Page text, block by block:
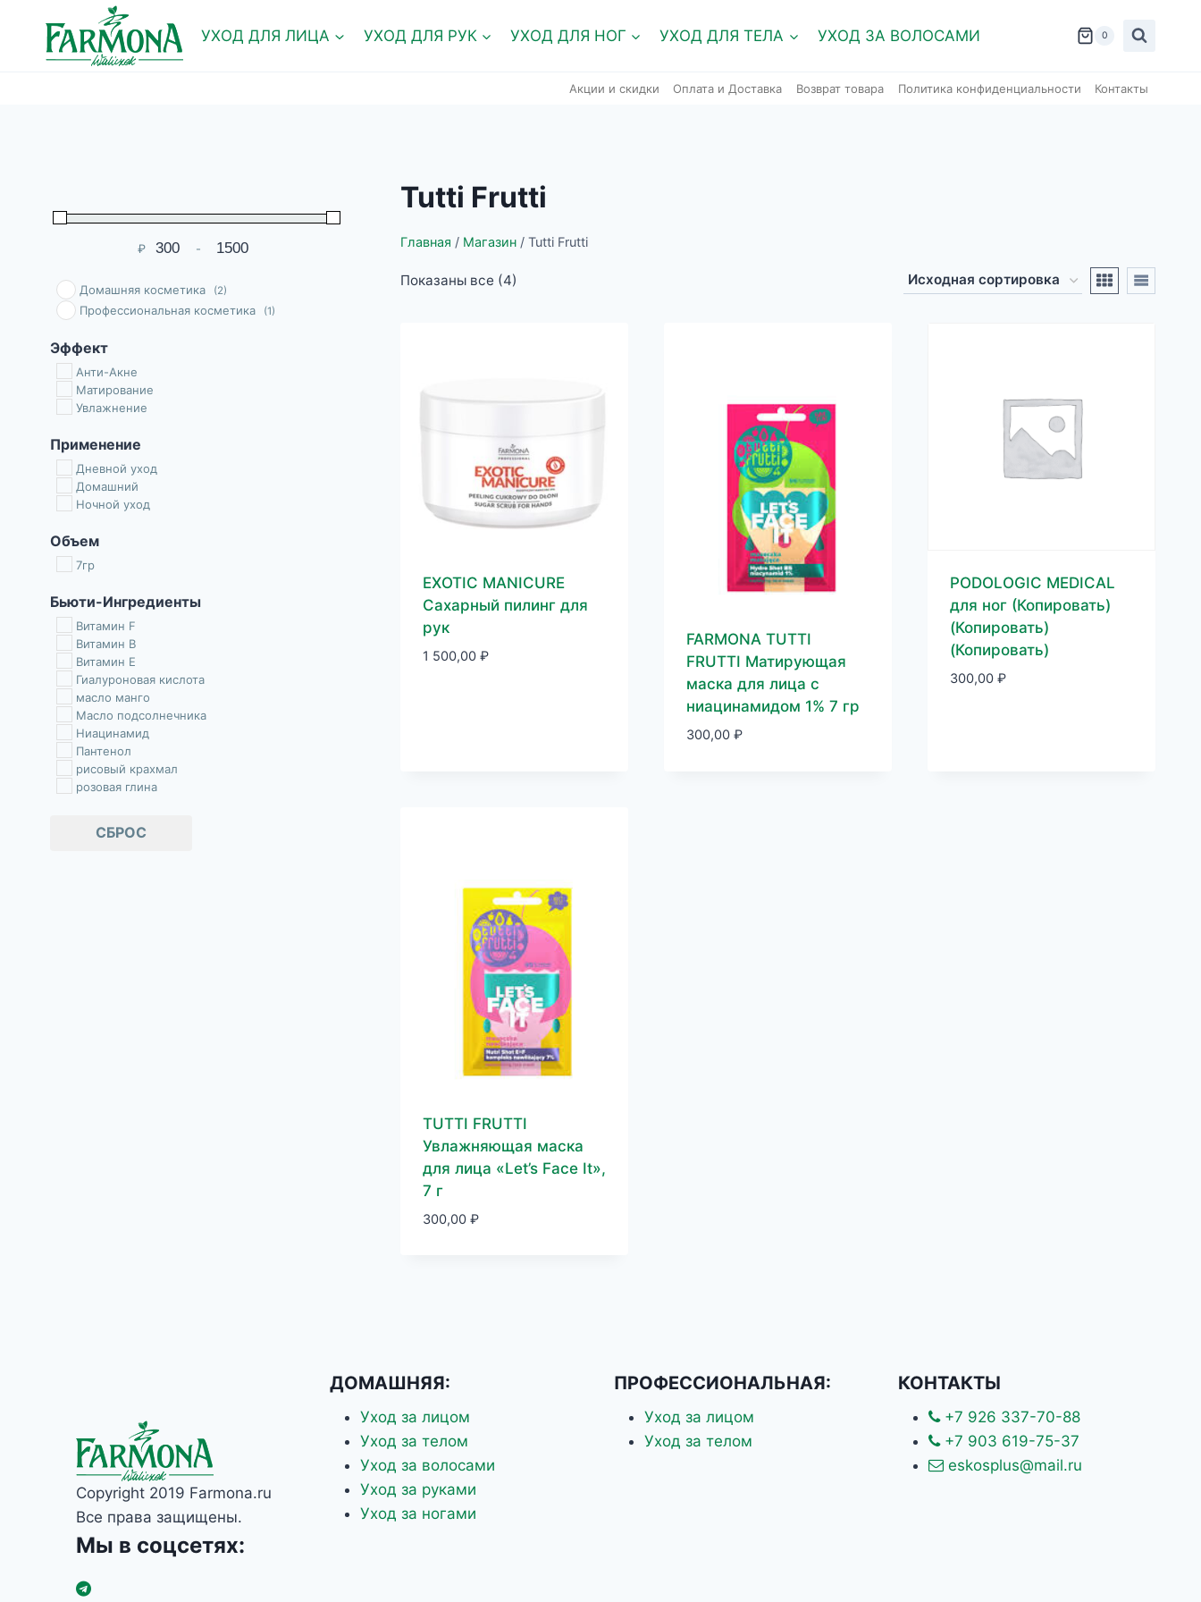
содержимому
УХОД ДЛЯ ЛИЦА УХОД ДЛЯ РУК УХОД ДЛЯ НОГ УХОД ДЛЯ ТЕЛА УХОД ЗА ВОЛОСАМИ 0
Акции и скидки Оплата и Доставка Возврат товара Политика конфиденциальности Контакты
Tutti Frutti
Главная / Магазин / Tutti Frutti
Показаны все (4)
EXOTIC MANICURE
Сахарный пилинг для
рук
1 500,00 ₽
FARMONA TUTTI
FRUTTI Матирующая
маска для лица с
ниацинамидом 1% 7 гр
300,00 ₽
PODOLOGIC MEDICAL
для ног (Копировать)
(Копировать)
(Копировать)
300,00 ₽
TUTTI FRUTTI
Увлажняющая маска
для лица «Let’s Face It»,
7 г
300,00 ₽
₽ -
Домашняя косметика (2)
Профессиональная косметика (1)
Эффект
Анти-Акне
Матирование
Увлажнение
Применение
Дневной уход
Домашний
Ночной уход
Объем
7гр
Бьюти-Ингредиенты
Витамин F
Витамин В
Витамин Е
Гиалуроновая кислота
масло манго
Масло подсолнечника
Ниацинамид
Пантенол
рисовый крахмал
розовая глина
СБРОС
Copyright 2019 Farmona.ru
Все права защищены.
Мы в соцсетях:
ДОМАШНЯЯ:
Уход за лицом
Уход за телом
Уход за волосами
Уход за руками
Уход за ногами
ПРОФЕССИОНАЛЬНАЯ:
Уход за лицом
Уход за телом
КОНТАКТЫ
+7 926 337-70-88
+7 903 619-75-37
eskosplus@mail.ru